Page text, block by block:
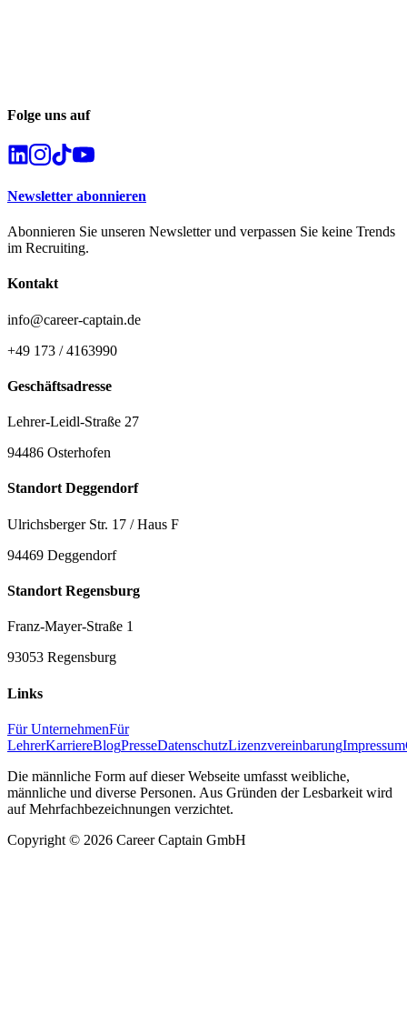
Folge uns auf
Newsletter abonnieren
Abonnieren Sie unseren Newsletter und verpassen Sie keine Trends
im Recruiting.
Kontakt
info@career-captain.de
+49 173 / 4163990
Geschäftsadresse
Lehrer-Leidl-Straße 27
94486 Osterhofen
Standort Deggendorf
Ulrichsberger Str. 17 / Haus F
94469 Deggendorf
Standort Regensburg
Franz-Mayer-Straße 1
93053 Regensburg
Links
Für UnternehmenFür
LehrerKarriereBlogPresseDatenschutzLizenzvereinbarungImpressum
Die männliche Form auf dieser Webseite umfasst weibliche,
männliche und diverse Personen. Aus Gründen der Lesbarkeit wird
auf Mehrfachbezeichnungen verzichtet.
Copyright © 2026 Career Captain GmbH